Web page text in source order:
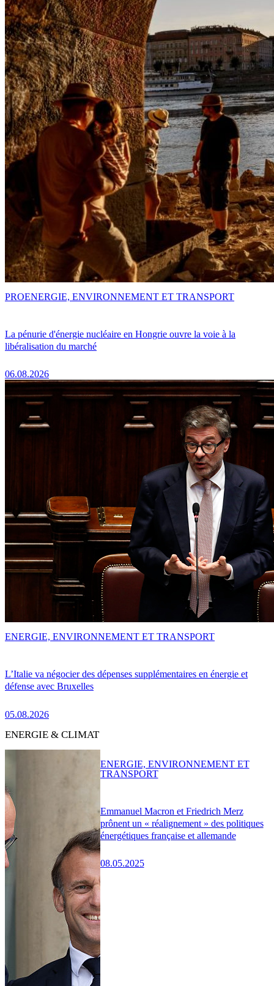
La pénurie d'énergie nucléaire en Hongrie ouvre la voie à la
libéralisation du marché
06.08.2026
PROENERGIE, ENVIRONNEMENT ET TRANSPORT
L’Italie va négocier des dépenses supplémentaires en énergie et
défense avec Bruxelles
05.08.2026
ENERGIE, ENVIRONNEMENT ET TRANSPORT
ENERGIE & CLIMAT
Emmanuel Macron et Friedrich Merz
prônent un « réalignement » des politiques
énergétiques française et allemande
08.05.2025
ENERGIE, ENVIRONNEMENT ET
TRANSPORT